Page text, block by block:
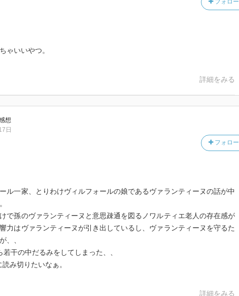
フォロー
ゃいいやつ。
詳細をみる
想
フォロー
日
ル一家、とりわけヴィルフォールの娘であるヴァランティーヌの話が中
で孫のヴァランティーヌと意思疎通を図るノワルティエ老人の存在感が
力はヴァランティーヌが引き出しているし、ヴァランティーヌを守るた
、、
干の中だるみをしてしまった、、
み切りたいなぁ。
詳細をみる